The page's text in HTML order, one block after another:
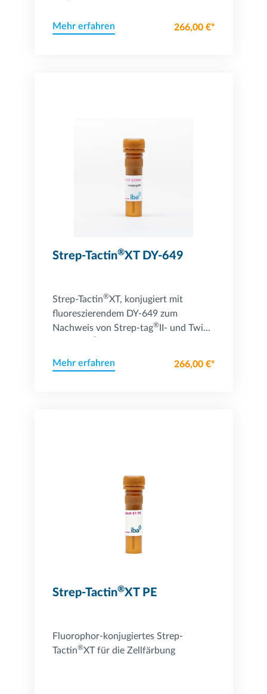
®
Mehr erfahren 266,00 €*
Strep-Tactin®XT DY-649
Strep-Tactin®XT, konjugiert mit
fluoreszierendem DY-649 zum
Nachweis von Strep-tag®II- und Twin-
®
Mehr erfahren 266,00 €*
Strep-Tactin®XT PE
Fluorophor-konjugiertes Strep-
Tactin®XT für die Zellfärbung